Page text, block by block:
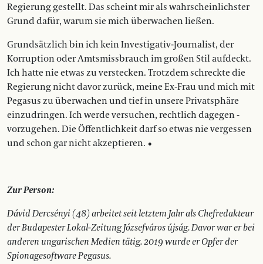
Regierung gestellt. Das scheint mir als wahrscheinlichster
Grund dafür, warum sie mich überwachen ließen.
Grundsätzlich bin ich kein Investigativ-Journalist, der
Korruption oder Amtsmissbrauch im großen Stil aufdeckt.
Ich hatte nie etwas zu verstecken. Trotzdem schreckte die
Regierung nicht davor zurück, meine Ex-Frau und mich mit
Pegasus zu überwachen und tief in unsere Privatsphäre
einzudringen. Ich werde versuchen, rechtlich dagegen ­
vorzugehen. Die Öffentlichkeit darf so etwas nie ver­gessen
und schon gar nicht akzeptieren. •
Zur Person:
Dávid Dercsényi (48) arbeitet seit letztem Jahr als Chefredakteur
der Budapester Lokal-Zeitung Józsefváros újság. Davor war er bei
anderen ungarischen Medien tätig. 2019 wurde er Opfer der
Spionagesoftware Pegasus.